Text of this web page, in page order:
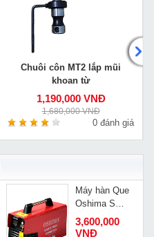
Chuôi côn MT2 lắp mũi
khoan từ
1,190,000 VNĐ
1,680,000 VNĐ
0 đánh giá
Máy hàn Que
Oshima S
MOS 200N
3,600,000
VNĐ